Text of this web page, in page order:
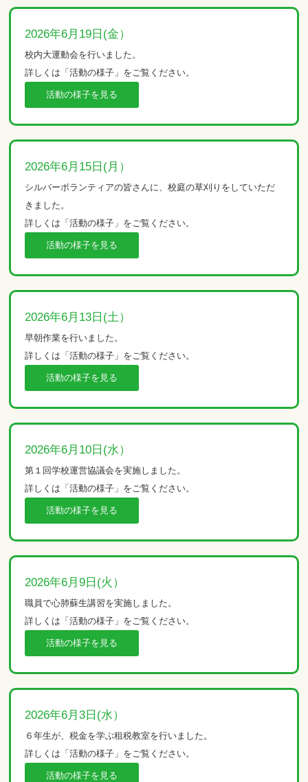
2026年6月19日(金）
校内大運動会を行いました。
詳しくは「活動の様子」をご覧ください。
活動の様子を見る
2026年6月15日(月）
シルバーボランティアの皆さんに、校庭の草刈りをしていただ
きました。
詳しくは「活動の様子」をご覧ください。
活動の様子を見る
2026年6月13日(土）
早朝作業を行いました。
詳しくは「活動の様子」をご覧ください。
活動の様子を見る
2026年6月10日(水）
第１回学校運営協議会を実施しました。
詳しくは「活動の様子」をご覧ください。
活動の様子を見る
2026年6月9日(火）
職員で心肺蘇生講習を実施しました。
詳しくは「活動の様子」をご覧ください。
活動の様子を見る
2026年6月3日(水）
６年生が、税金を学ぶ租税教室を行いました。
詳しくは「活動の様子」をご覧ください。
活動の様子を見る